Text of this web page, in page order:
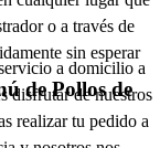
o a través de
sin esperar
a domicilio a
disfrutar de nuestros
realizar tu pedido a
de Pollos de